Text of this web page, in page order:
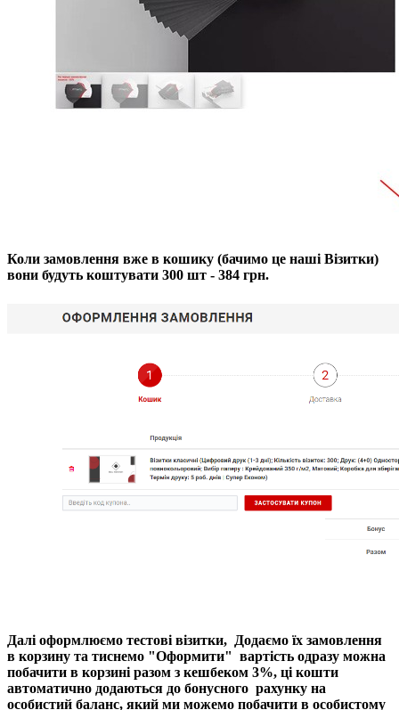
Коли замовлення вже в кошику (бачимо це наші Візитки)
вони будуть коштувати 300 шт - 384 грн.
Далі оформлюємо тестові візитки, Додаємо їх замовлення
в корзину та тиснемо "Оформити" вартість одразу можна
побачити в корзині разом з кешбеком 3%, ці кошти
автоматично додаються до бонусного рахунку на
особистий баланс, який ми можемо побачити в особистому